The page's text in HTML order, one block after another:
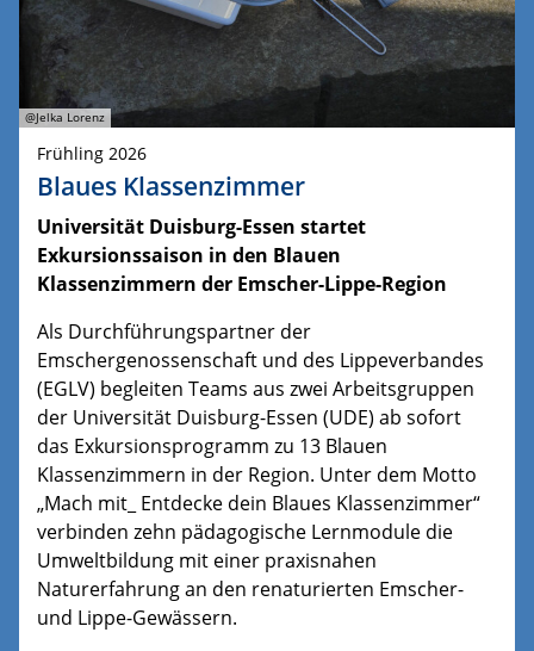
@Jelka Lorenz
Frühling 2026
Blaues Klassenzimmer
Universität Duisburg-Essen startet
Exkursionssaison in den Blauen
Klassenzimmern der Emscher-Lippe-Region
Als Durchführungspartner der
Emschergenossenschaft und des Lippeverbandes
(EGLV) begleiten Teams aus zwei Arbeitsgruppen
der Universität Duisburg-Essen (UDE) ab sofort
das Exkursionsprogramm zu 13 Blauen
Klassenzimmern in der Region. Unter dem Motto
„Mach mit_ Entdecke dein Blaues Klassenzimmer“
verbinden zehn pädagogische Lernmodule die
Umweltbildung mit einer praxisnahen
Naturerfahrung an den renaturierten Emscher-
und Lippe-Gewässern.